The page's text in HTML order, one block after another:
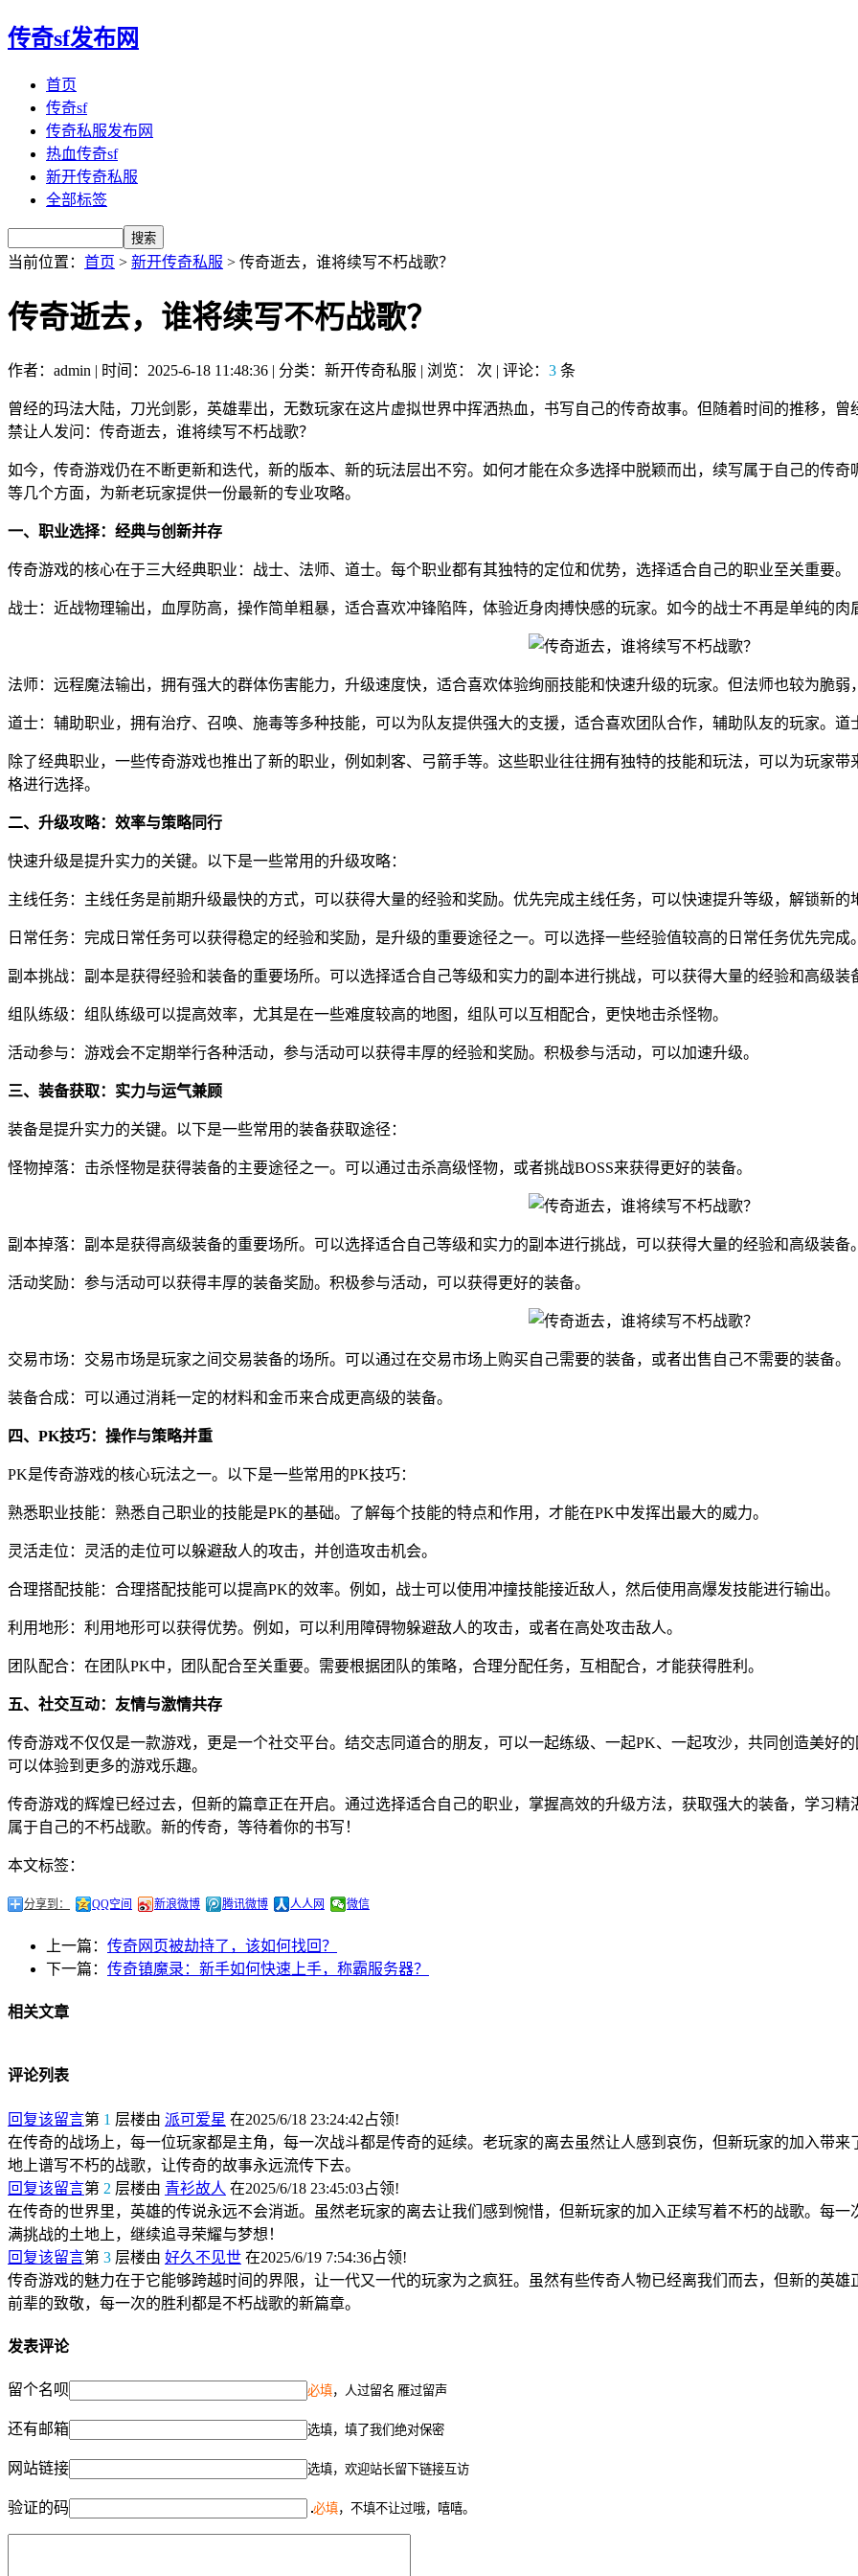
传奇sf发布网
首页
传奇sf
传奇私服发布网
热血传奇sf
新开传奇私服
全部标签
当前位置： 首页 > 新开传奇私服 > 传奇逝去，谁将续写不朽战歌？
传奇逝去，谁将续写不朽战歌？
作者：admin | 时间：2025-6-18 11:48:36 | 分类：新开传奇私服 | 浏览： 次 | 评论： 3 条
曾经的玛法大陆，刀光剑影，英雄辈出，无数玩家在这片虚拟世界中挥洒热血，书写自己的传奇故事。但随着时间的推移，
禁让人发问：传奇逝去，谁将续写不朽战歌？
如今，传奇游戏仍在不断更新和迭代，新的版本、新的玩法层出不穷。如何才能在众多选择中脱颖而出，续写属于自己的传
等几个方面，为新老玩家提供一份最新的专业攻略。
一、职业选择：经典与创新并存
传奇游戏的核心在于三大经典职业：战士、法师、道士。每个职业都有其独特的定位和优势，选择适合自己的职业至关重要。
战士：近战物理输出，血厚防高，操作简单粗暴，适合喜欢冲锋陷阵，体验近身肉搏快感的玩家。如今的战士不再是单纯的肉
法师：远程魔法输出，拥有强大的群体伤害能力，升级速度快，适合喜欢体验绚丽技能和快速升级的玩家。但法师也较为脆弱
道士：辅助职业，拥有治疗、召唤、施毒等多种技能，可以为队友提供强大的支援，适合喜欢团队合作，辅助队友的玩家。道
除了经典职业，一些传奇游戏也推出了新的职业，例如刺客、弓箭手等。这些职业往往拥有独特的技能和玩法，可以为玩家
格进行选择。
二、升级攻略：效率与策略同行
快速升级是提升实力的关键。以下是一些常用的升级攻略：
主线任务：主线任务是前期升级最快的方式，可以获得大量的经验和奖励。优先完成主线任务，可以快速提升等级，解锁新的
日常任务：完成日常任务可以获得稳定的经验和奖励，是升级的重要途径之一。可以选择一些经验值较高的日常任务优先完成。
副本挑战：副本是获得经验和装备的重要场所。可以选择适合自己等级和实力的副本进行挑战，可以获得大量的经验和高级装
组队练级：组队练级可以提高效率，尤其是在一些难度较高的地图，组队可以互相配合，更快地击杀怪物。
活动参与：游戏会不定期举行各种活动，参与活动可以获得丰厚的经验和奖励。积极参与活动，可以加速升级。
三、装备获取：实力与运气兼顾
装备是提升实力的关键。以下是一些常用的装备获取途径：
怪物掉落：击杀怪物是获得装备的主要途径之一。可以通过击杀高级怪物，或者挑战BOSS来获得更好的装备。
副本掉落：副本是获得高级装备的重要场所。可以选择适合自己等级和实力的副本进行挑战，可以获得大量的经验和高级装备。
活动奖励：参与活动可以获得丰厚的装备奖励。积极参与活动，可以获得更好的装备。
交易市场：交易市场是玩家之间交易装备的场所。可以通过在交易市场上购买自己需要的装备，或者出售自己不需要的装备。
装备合成：可以通过消耗一定的材料和金币来合成更高级的装备。
四、PK技巧：操作与策略并重
PK是传奇游戏的核心玩法之一。以下是一些常用的PK技巧：
熟悉职业技能：熟悉自己职业的技能是PK的基础。了解每个技能的特点和作用，才能在PK中发挥出最大的威力。
灵活走位：灵活的走位可以躲避敌人的攻击，并创造攻击机会。
合理搭配技能：合理搭配技能可以提高PK的效率。例如，战士可以使用冲撞技能接近敌人，然后使用高爆发技能进行输出。
利用地形：利用地形可以获得优势。例如，可以利用障碍物躲避敌人的攻击，或者在高处攻击敌人。
团队配合：在团队PK中，团队配合至关重要。需要根据团队的策略，合理分配任务，互相配合，才能获得胜利。
五、社交互动：友情与激情共存
传奇游戏不仅仅是一款游戏，更是一个社交平台。结交志同道合的朋友，可以一起练级、一起PK、一起攻沙，共同创造美好
可以体验到更多的游戏乐趣。
传奇游戏的辉煌已经过去，但新的篇章正在开启。通过选择适合自己的职业，掌握高效的升级方法，获取强大的装备，学习
属于自己的不朽战歌。新的传奇，等待着你的书写！
本文标签：
分享到： QQ空间 新浪微博 腾讯微博 人人网 微信
上一篇： 传奇网页被劫持了，该如何找回？
下一篇： 传奇镇魔录：新手如何快速上手，称霸服务器？
相关文章
评论列表
回复该留言第 1 层楼由 派可爱星 在2025/6/18 23:24:42占领!
在传奇的战场上，每一位玩家都是主角，每一次战斗都是传奇的延续。老玩家的离去虽然让人感到哀伤，但新玩家的加入带
地上谱写不朽的战歌，让传奇的故事永远流传下去。
回复该留言第 2 层楼由 青衫故人 在2025/6/18 23:45:03占领!
在传奇的世界里，英雄的传说永远不会消逝。虽然老玩家的离去让我们感到惋惜，但新玩家的加入正续写着不朽的战歌。每
满挑战的土地上，继续追寻荣耀与梦想！
回复该留言第 3 层楼由 好久不见世 在2025/6/19 7:54:36占领!
传奇游戏的魅力在于它能够跨越时间的界限，让一代又一代的玩家为之疯狂。虽然有些传奇人物已经离我们而去，但新的英
前辈的致敬，每一次的胜利都是不朽战歌的新篇章。
发表评论
留个名呗 必填，人过留名 雁过留声
还有邮箱 选填，填了我们绝对保密
网站链接 选填，欢迎站长留下链接互访
验证的码 必填，不填不让过哦，嘻嘻。